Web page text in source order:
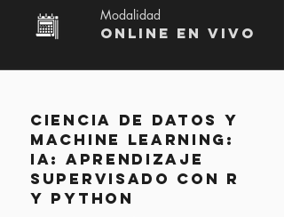
Modalidad
Online en vivo
Ciencia de datos y
Machine Learning:
IA: Aprendizaje
Supervisado con R
y Python